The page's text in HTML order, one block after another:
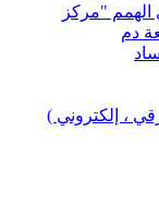
"مركز
دم
، إلكتروني )